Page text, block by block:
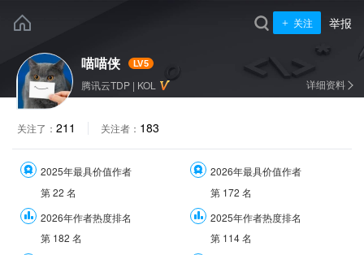
关注 举报
喵喵侠 LV5
腾讯云TDP | KOL 详细资料
关注了： 211 关注者： 183
2025年最具价值作者
第22 名
2026年最具价值作者
第 172 名
2026年作者热度排名
第 182 名
2025年作者热度排名
第 114名